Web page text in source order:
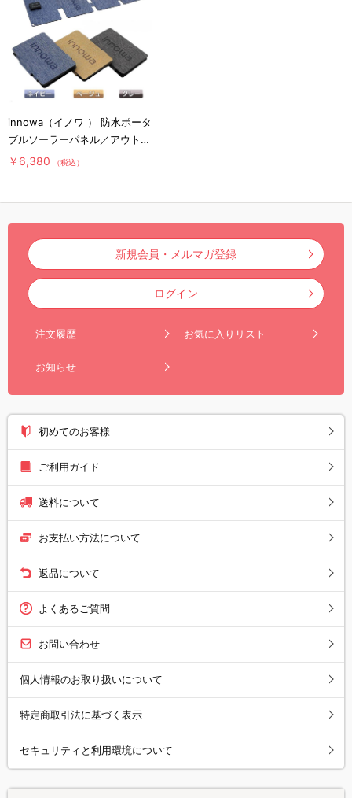
innowa（イノワ ） 防水ポータ
ブルソーラーパネル／アウトド
ア／防災用品
￥6,380 （税込）
新規会員・メルマガ登録
ログイン
注文履歴 お気に入りリスト
お知らせ
初めてのお客様
ご利用ガイド
送料について
お支払い方法について
返品について
よくあるご質問
お問い合わせ
個人情報のお取り扱いについて
特定商取引法に基づく表示
セキュリティと利用環境について